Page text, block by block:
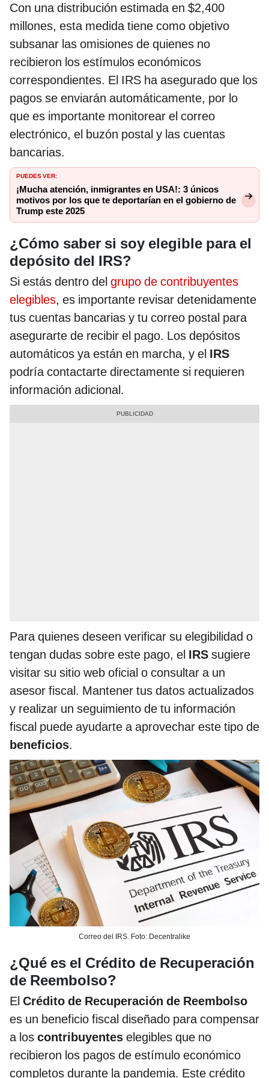
Con una distribución estimada en $2,400
millones, esta medida tiene como objetivo
subsanar las omisiones de quienes no
recibieron los estímulos económicos
correspondientes. El IRS ha asegurado que los
pagos se enviarán automáticamente, por lo
que es importante monitorear el correo
electrónico, el buzón postal y las cuentas
bancarias.
PUEDES VER:
¡Mucha atención, inmigrantes en USA!: 3 únicos
motivos por los que te deportarían en el gobierno de
Trump este 2025
¿Cómo saber si soy elegible para el
depósito del IRS?
Si estás dentro del grupo de contribuyentes
elegibles, es importante revisar detenidamente
tus cuentas bancarias y tu correo postal para
asegurarte de recibir el pago. Los depósitos
automáticos ya están en marcha, y el IRS
podría contactarte directamente si requieren
información adicional.
Para quienes deseen verificar su elegibilidad o
tengan dudas sobre este pago, el IRS sugiere
visitar su sitio web oficial o consultar a un
asesor fiscal. Mantener tus datos actualizados
y realizar un seguimiento de tu información
fiscal puede ayudarte a aprovechar este tipo de
beneficios.
Correo del IRS. Foto: Decentralike
¿Qué es el Crédito de Recuperación
de Reembolso?
El Crédito de Recuperación de Reembolso
es un beneficio fiscal diseñado para compensar
a los contribuyentes elegibles que no
recibieron los pagos de estímulo económico
completos durante la pandemia. Este crédito